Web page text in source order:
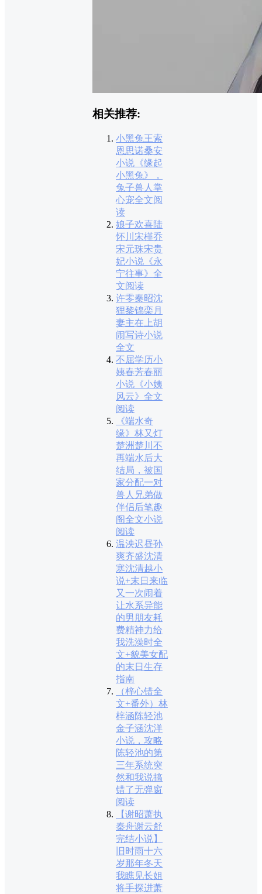
相关推荐:
小黑兔王索
恩思诺桑安
小说《缘起
小黑兔》，
兔子兽人掌
心宠全文阅
读
娘子欢喜陆
怀川宋槿乔
宋元珠宋贵
妃小说《永
宁往事》全
文阅读
许零秦昭沈
狸黎锦栾月
妻主在上胡
闹写诗小说
全文
不屈学历小
姨春芳春丽
小说《小姨
风云》全文
阅读
《端水奇
缘》林又灯
楚洲楚川不
再端水后大
结局，被国
家分配一对
兽人兄弟做
伴侣后笔趣
阁全文小说
阅读
温泱迟昼孙
爽齐盛沈清
寒沈清越小
说+末日来临
又一次闹着
让水系异能
的男朋友耗
费精神力给
我洗澡时全
文+貌美女配
的末日生存
指南
（梓心错全
文+番外）林
梓涵陈轻池
金子涵沈洋
小说，攻略
陈轻池的第
三年系统突
然和我说搞
错了无弹窗
阅读
【谢昭萧执
秦舟谢云舒
完结小说】
旧时雨十六
岁那年冬天
我瞧见长姐
将手探进萧